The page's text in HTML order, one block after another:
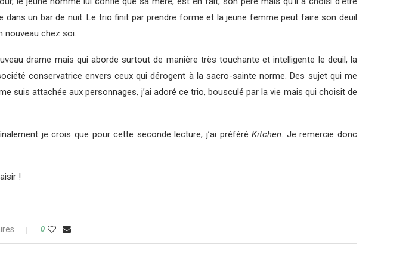
un bar de nuit. Le trio finit par prendre forme et la jeune femme peut faire son deuil
nouveau chez soi.
drame mais qui aborde surtout de manière très touchante et intelligente le deuil, la
conservatrice envers ceux qui dérogent à la sacro-sainte norme. Des sujet qui me
suis attachée aux personnages, j’ai adoré ce trio, bousculé par la vie mais qui choisit de
je crois que pour cette seconde lecture, j’ai préféréKitchen. Je remercie donc
!
0